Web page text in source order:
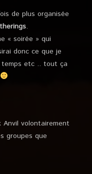
de plus organisée
.
« soirée » qui
donc ce que je
etc .. tout ça
volontairement
groupes que